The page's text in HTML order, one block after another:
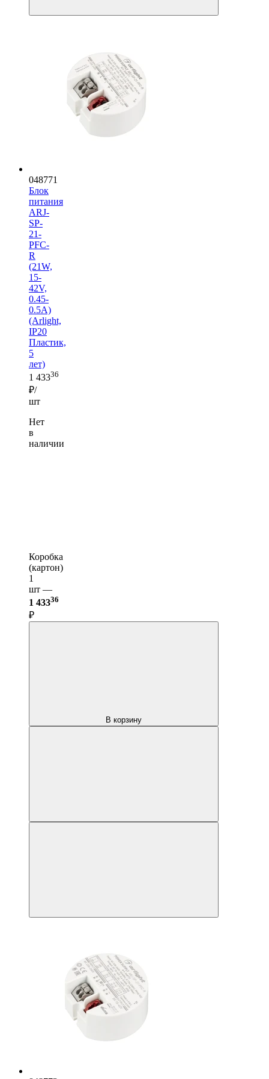
048771
Блок
питания
ARJ-
SP-
21-
PFC-
R
(21W,
15-
42V,
0.45-
0.5A)
(Arlight,
IP20
Пластик,
5
лет)
1 43336
₽/
шт
Нет
в
наличии
Коробка
(картон)
1
шт —
1 43336
₽
В корзину